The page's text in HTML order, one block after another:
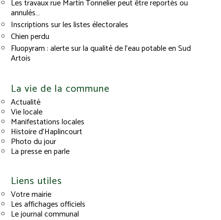
Les travaux rue Martin Tonnelier peut être reportés ou
annulés…
Inscriptions sur les listes électorales
Chien perdu
Fluopyram : alerte sur la qualité de l’eau potable en Sud
Artois
La vie de la commune
Actualité
Vie locale
Manifestations locales
Histoire d’Haplincourt
Photo du jour
La presse en parle
Liens utiles
Votre mairie
Les affichages officiels
Le journal communal